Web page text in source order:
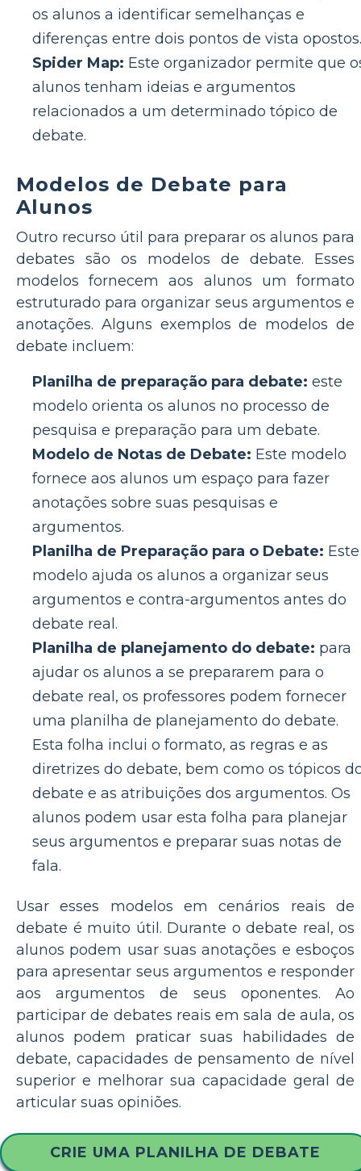
os alunos a identificar semelhanças e
diferenças entre dois pontos de vista opostos.
Spider Map: Este organizador permite que
alunos tenham ideias e argumentos
relacionados a um determinado tópico de
debate.
Modelos de Debate para
Alunos
Outro recurso útil para preparar os alunos para
debates são os modelos de debate. Esses
modelos fornecem aos alunos um formato
estruturado para organizar seus argumentos e
anotações. Alguns exemplos de modelos de
debate incluem:
Planilha de preparação para debate: este
modelo orienta os alunos no processo de
pesquisa e preparação para um debate.
Modelo de Notas de Debate: Este modelo
fornece aos alunos um espaço para fazer
anotações sobre suas pesquisas e
argumentos.
Planilha de Preparação para o Debate: Este
modelo ajuda os alunos a organizar seus
argumentos e contra-argumentos antes do
debate real.
Planilha de planejamento do debate: para
ajudar os alunos a se prepararem para o
debate real, os professores podem fornecer
uma planilha de planejamento do debate.
Esta folha inclui o formato, as regras e as
diretrizes do debate, bem como os tópicos
debate e as atribuições dos argumentos. Os
alunos podem usar esta folha para planejar
seus argumentos e preparar suas notas de
fala.
Usar esses modelos em cenários reais de
debate é muito útil. Durante o debate real, os
alunos podem usar suas anotações e esboços
para apresentar seus argumentos e responder
aos argumentos de seus oponentes. Ao
participar de debates reais em sala de aula, os
alunos podem praticar suas habilidades de
debate, capacidades de pensamento de nível
superior e melhorar sua capacidade geral de
articular suas opiniões.
CRIE UMA PLANILHA DE DEBATE